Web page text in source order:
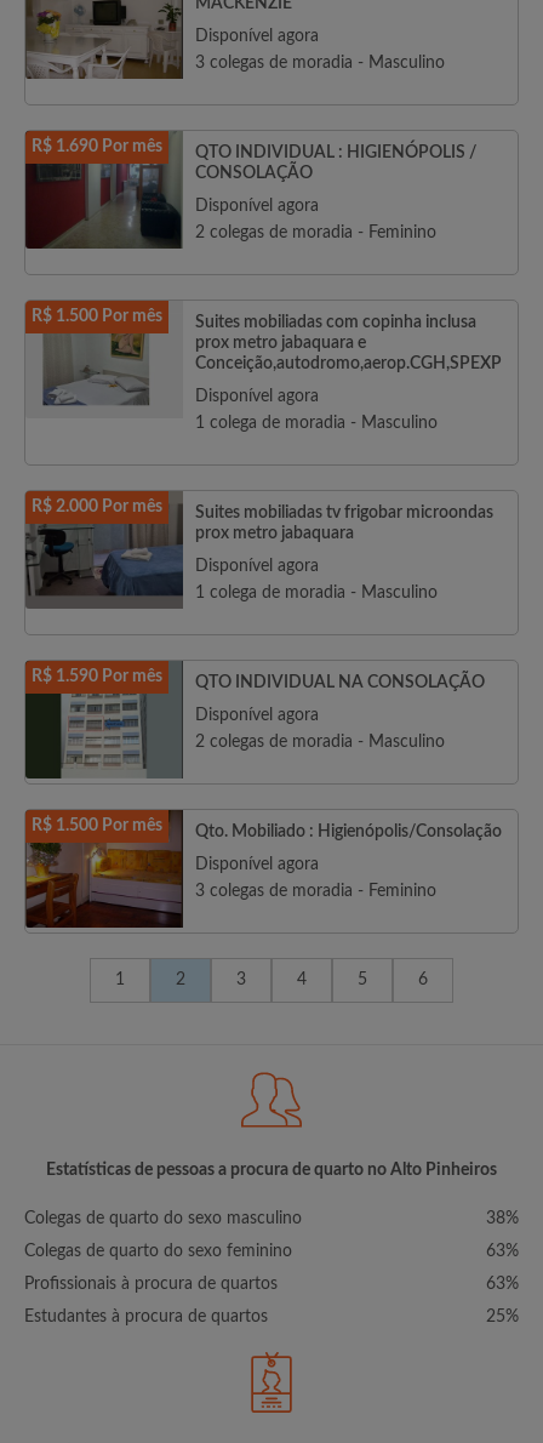
MACKENZIE
Disponível agora
3 colegas de moradia - Masculino
R$ 1.690 Por mês
QTO INDIVIDUAL : HIGIENÓPOLIS /
CONSOLAÇÃO
Disponível agora
2 colegas de moradia - Feminino
R$ 1.500 Por mês
Suites mobiliadas com copinha inclusa
prox metro jabaquara e
Conceição,autodromo,aerop.CGH,SPEXP
Disponível agora
1 colega de moradia - Masculino
R$ 2.000 Por mês
Suites mobiliadas tv frigobar microondas
prox metro jabaquara
Disponível agora
1 colega de moradia - Masculino
R$ 1.590 Por mês
QTO INDIVIDUAL NA CONSOLAÇÃO
Disponível agora
2 colegas de moradia - Masculino
R$ 1.500 Por mês
Qto. Mobiliado : Higienópolis/Consolação
Disponível agora
3 colegas de moradia - Feminino
1 2 3 4 5 6
Estatísticas de pessoas a procura de quarto no Alto Pinheiros
Colegas de quarto do sexo masculino
38%
Colegas de quarto do sexo feminino
63%
Profissionais à procura de quartos
63%
Estudantes à procura de quartos
25%